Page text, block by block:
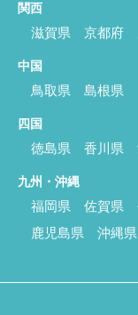
関西
滋賀県 京都府
中国
鳥取県 島根県
四国
徳島県 香川県
九州・沖縄
福岡県 佐賀県
鹿児島県
沖縄県